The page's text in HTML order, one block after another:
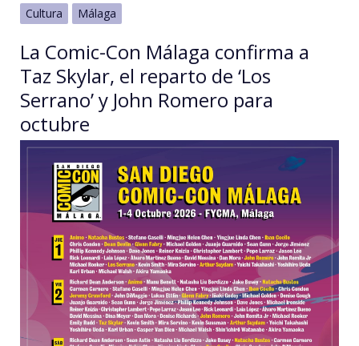
Cultura Málaga
La Comic-Con Málaga confirma a
Taz Skylar, el reparto de ‘Los
Serrano’ y John Romero para
octubre